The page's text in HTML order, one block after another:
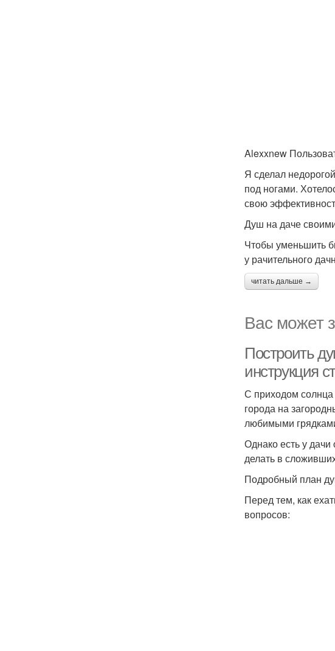
Alexxnew
Я сделал
под ногами.
свою
Душ на даче
Чтобы уменьшить
у рачительного
читать дальше →
Вас может
Построить
инструкция
С приходом
города на
любимыми
Однако есть у
делать в
Подробный план
Перед тем, как
вопросов: